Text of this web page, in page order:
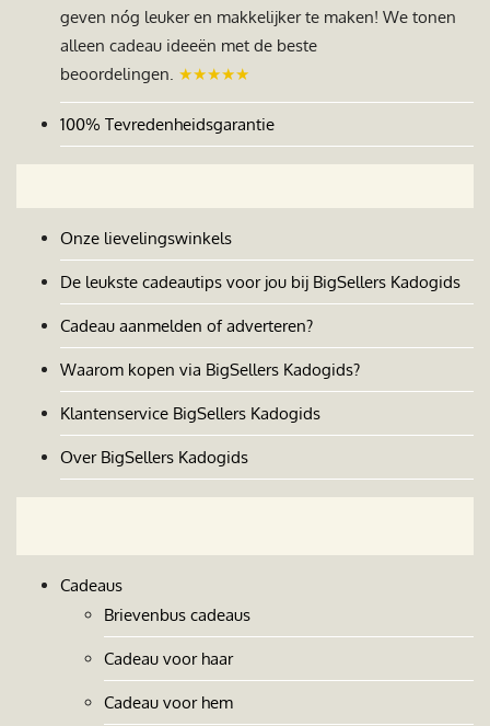
geven nóg leuker en makkelijker te maken! We tonen
alleen cadeau ideeën met de beste
beoordelingen. ★★★★★
100% Tevredenheidsgarantie
Onze lievelingswinkels
De leukste cadeautips voor jou bij BigSellers Kadogids
Cadeau aanmelden of adverteren?
Waarom kopen via BigSellers Kadogids?
Klantenservice BigSellers Kadogids
Over BigSellers Kadogids
Cadeaus
Brievenbus cadeaus
Cadeau voor haar
Cadeau voor hem